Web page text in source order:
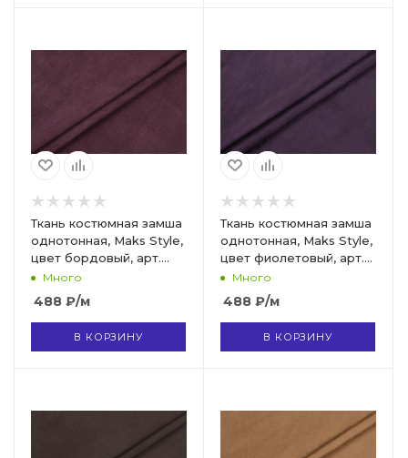
Ткань костюмная замша
однотонная, Maks Style,
цвет бордовый, арт.
MS- 3248 D-5
Много
488 ₽/м
В КОРЗИНУ
Ткань костюмная замша
однотонная, Maks Style,
цвет фиолетовый, арт.
MS- 3248 D-8
Много
488 ₽/м
В КОРЗИНУ